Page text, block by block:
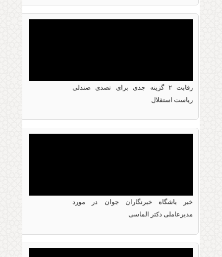
آموزش فدراسیون فوتبال
استقلال
رقابت ۲ گزینه جدی برای تصدی صندلی
ریاست استقلال
الماسی
خبر باشگاه خبرنگاران جوان در مورد
مدیرعاملی دکتر الماسی